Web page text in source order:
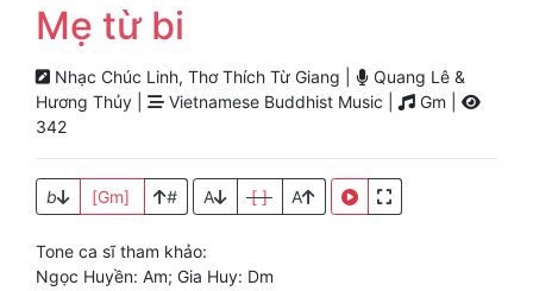
Mẹ từ bi
Nhạc Chúc Linh, Thơ Thích Từ Giang |
Quang Lê &
Hương Thủy |
Vietnamese Buddhist Music |
Gm |
342
b [Gm] # A [ ] A
Tone ca sĩ tham khảo:
Ngọc Huyền: Am; Gia Huy: Dm